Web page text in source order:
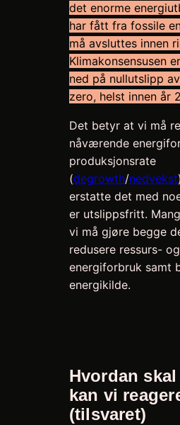
det enorme
har fått fra fossile
må avsluttes innen
Klimakonsensusen
ned på nullutslipp
zero, helst innen år
Det betyr at vi må
nåværende
produksjonsrate
(degrowth/nedvekst
erstatte det med
er utslippsfritt.
vi må gjøre begge
redusere ressurs- og
energiforbruk samt
energikilde.
Hvordan
kan vi
(tilsvaret)